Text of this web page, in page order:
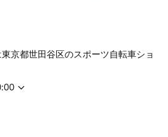
京都世田谷区のスポーツ自転車ショ